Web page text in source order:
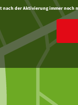
nach der Aktivierung immer